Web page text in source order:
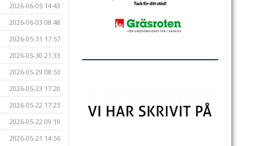
2026-06-05 14:43
2026-06-03 08:48
2026-05-31 17:57
2026-05-30 21:33
2026-05-29 08:53
2026-05-23 17:20
2026-05-22 17:23
2026-05-22 09:19
2026-05-21 14:56